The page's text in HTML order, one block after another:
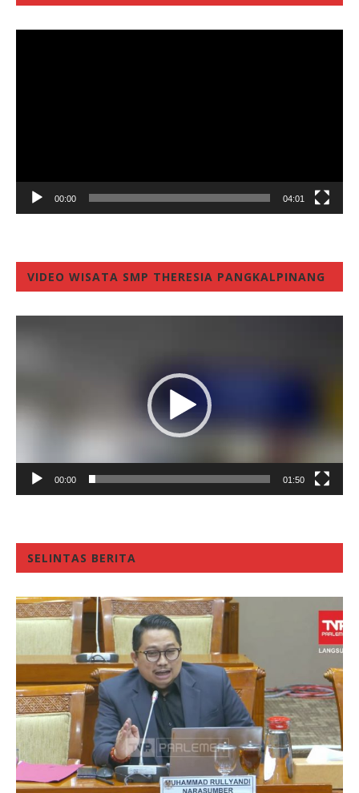
00:00 04:01
VIDEO WISATA SMP THERESIA PANGKALPINANG
00:00 01:50
SELINTAS BERITA